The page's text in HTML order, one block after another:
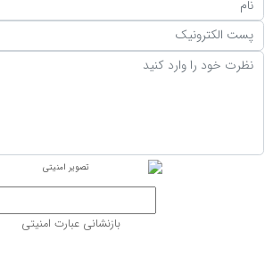
بازنشانی عبارت امنیتی